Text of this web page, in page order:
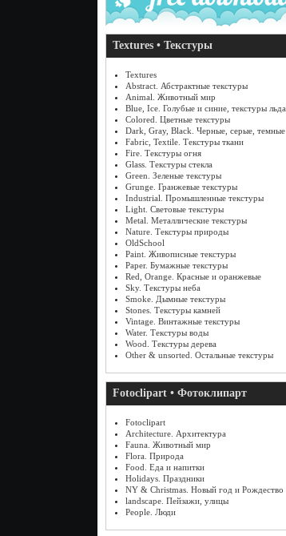
Textures • Текстуры
Textures
Abstract. Абстрактные текстуры
Animal. Животный мир
Blue, Ice. Голубые и синие, текстуры льда
Colored. Цветные текстуры
Dark, Gray, Black. Черные, серые, темные
Fabric, Textile. Текстуры ткани
Fire. Текстуры огня
Glass. Текстуры стекла
Green. Зеленые текстуры
Grunge. Гранжевые текстуры
Industrial. Промышленные текстуры
Light. Световые текстуры
Metal. Металлические текстуры
Nature. Текстуры природы
OldSchool
Paint. Живописные текстуры
Paper. Бумажные текстуры
Red, Orange. Красные и оранжевые
Sky. Текстуры неба
Smoke. Дымные текстуры
Stones. Текстуры камней
Vintage. Винтажные текстуры
Water. Текстуры воды
Wood. Текстуры дерева
Other & unsorted. Остальные текстуры
Fotoclipart • Фотоклипарт
Fotoclipart
Architecture. Архитектура
Fauna. Животный мир
Flora. Природа
Food. Еда и напитки
Holidays. Праздники
NY & Christmas. Новый год и Рождество
landscape. Пейзажи, улицы
People. Люди